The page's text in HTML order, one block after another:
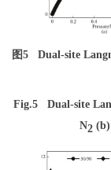
图5 Dual-site
Fig.5 Dual-site
N2